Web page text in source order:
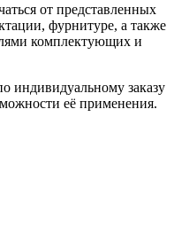
от представленных
фурнитуре, а также
комплектующих и
индивидуальному заказу
её применения.